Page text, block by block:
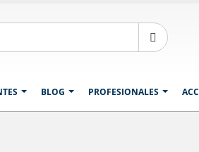
BLOG PROFESIONALES